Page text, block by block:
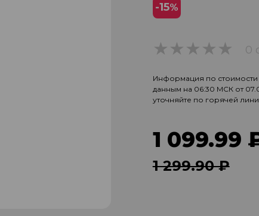
-15%
0
Информация по стоимости
данным на 06:30 МСК от
уточняйте по горячей
1 099.99
1 299.90 ₽